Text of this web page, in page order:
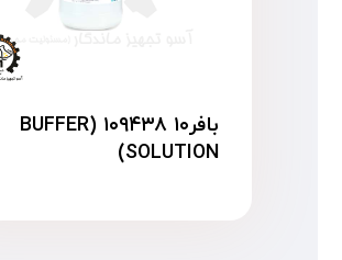
بافر۱۰ ۱۰۹۴۳۸ (BUFFER
SOLUTION)